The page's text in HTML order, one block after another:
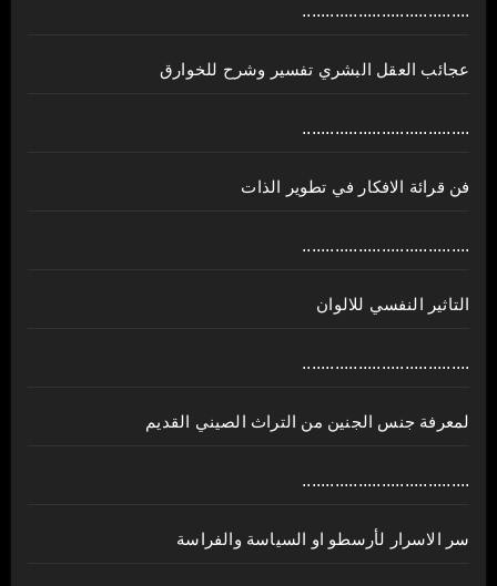
....................................
عجائب العقل البشري تفسير وشرح للخوارق
....................................
فن قرائة الافكار في تطوير الذات
....................................
التاثير النفسي للالوان
....................................
لمعرفة جنس الجنين من التراث الصيني القديم
....................................
سر الاسرار لأرسطو او السياسة والفراسة